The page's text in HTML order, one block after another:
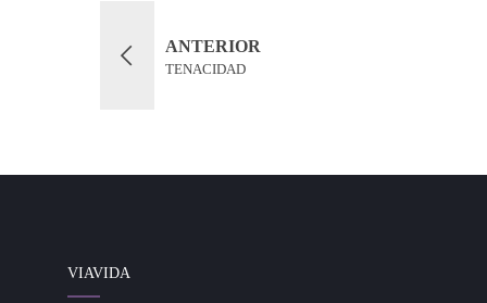
ANTERIOR
TENACIDAD
VIAVIDA